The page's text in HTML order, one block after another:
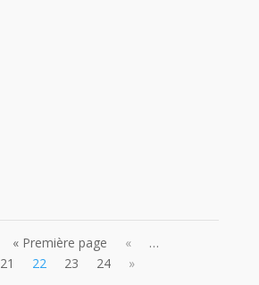
« Première page «
…
21 22 23 24 »